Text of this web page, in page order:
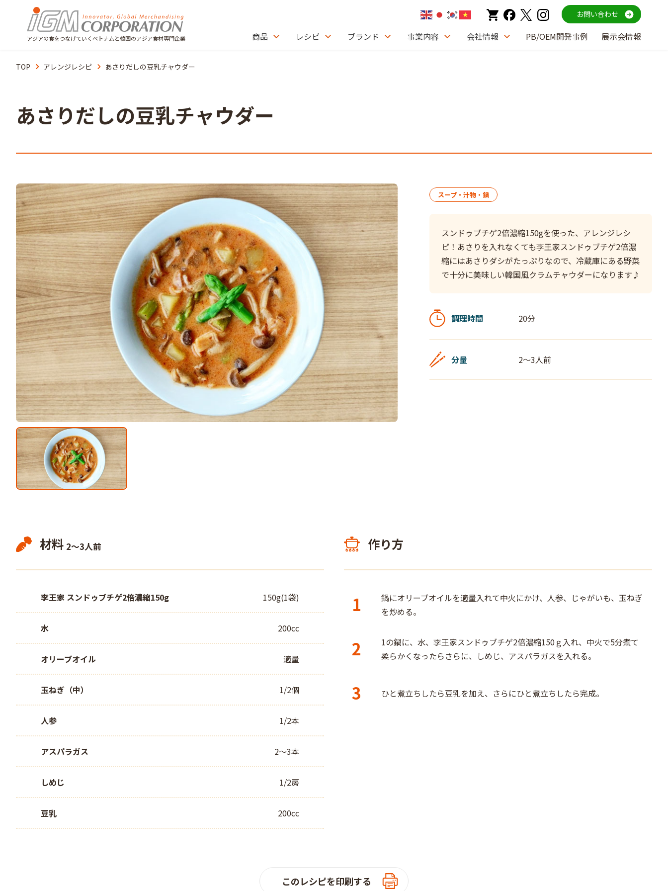
アジアの食をつなげていくベトナムと韓国のアジア食材専門企業 商品 レシピ ブランド 事業内容 会社情報 PB/OEM開発事例 展示会情報
お問い合わせ
TOP アレンジレシピ あさりだしの豆乳チャウダー
あさりだしの豆乳チャウダー
スープ・汁物・鍋
スンドゥブチゲ2倍濃縮150gを使った、アレンジレシ
ピ！あさりを入れなくても李王家スンドゥブチゲ2倍濃
縮にはあさりダシがたっぷりなので、冷蔵庫にある野菜
で十分に美味しい韓国風クラムチャウダーになります♪
調理時間 20分
分量 2～3人前
材料 2～3人前
李王家 スンドゥブチゲ2倍濃縮150g 150g(1袋)
水 200cc
オリーブオイル 適量
玉ねぎ（中） 1/2個
人参 1/2本
アスパラガス 2～3本
しめじ 1/2房
豆乳 200cc
作り方
1
鍋にオリーブオイルを適量入れて中火にかけ、人参、じゃがいも、玉ねぎ
を炒める。
2
1の鍋に、水、李王家スンドゥブチゲ2倍濃縮150ｇ入れ、中火で5分煮て
柔らかくなったらさらに、しめじ、アスパラガスを入れる。
3 ひと煮立ちしたら豆乳を加え、さらにひと煮立ちしたら完成。
このレシピを印刷する